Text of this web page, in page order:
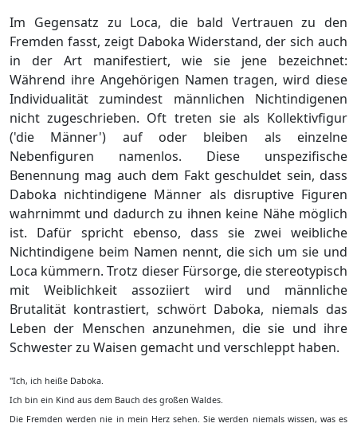
Im Gegensatz zu Loca, die bald Vertrauen zu den
Fremden fasst, zeigt Daboka Widerstand, der sich auch
in der Art manifestiert, wie sie jene bezeichnet:
Während ihre Angehörigen Namen tragen, wird diese
Individualität zumindest männlichen Nichtindigenen
nicht zugeschrieben. Oft treten sie als Kollektivfigur
('die Männer') auf oder bleiben als einzelne
Nebenfiguren namenlos. Diese unspezifische
Benennung mag auch dem Fakt geschuldet sein, dass
Daboka nichtindigene Männer als disruptive Figuren
wahrnimmt und dadurch zu ihnen keine Nähe möglich
ist. Dafür spricht ebenso, dass sie zwei weibliche
Nichtindigene beim Namen nennt, die sich um sie und
Loca kümmern. Trotz dieser Fürsorge, die stereotypisch
mit Weiblichkeit assoziiert wird und männliche
Brutalität kontrastiert, schwört Daboka, niemals das
Leben der Menschen anzunehmen, die sie und ihre
Schwester zu Waisen gemacht und verschleppt haben.
"Ich, ich heiße Daboka.
Ich bin ein Kind aus dem Bauch des großen Waldes.
Die Fremden werden nie in mein Herz sehen. Sie werden niemals wissen, was es